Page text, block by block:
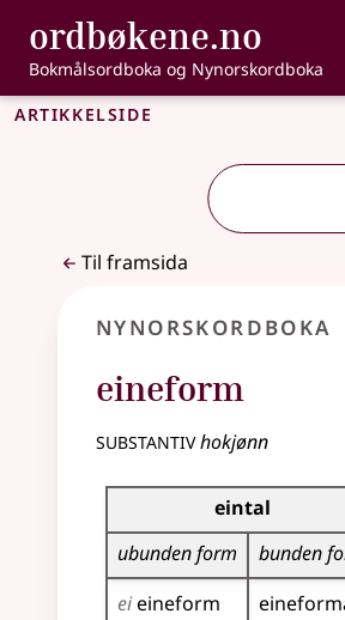
Gå til hovudinnhald
Tilgjenge
ordbøkene.no ,
Bokmålsordboka og Nynorskordboka
Artikkelside
Til framsida
Nynorskordboka
eineform
substantivhokjønn
Bøyningstabell for dette
eintal
ubunden form
bunden
eieineform